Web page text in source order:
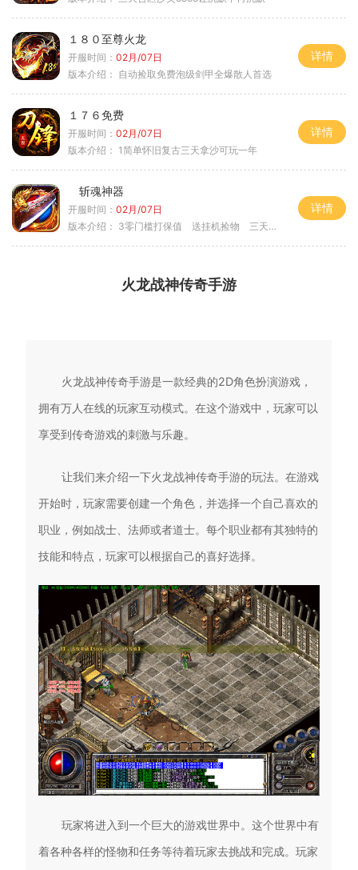
１８０至尊火龙
开服时间： 02月/07日
版本介绍： 自动捡取免费泡级剑甲全爆散人首选
详情
１７６免费
开服时间： 02月/07日
版本介绍： 1简单怀旧复古三天拿沙可玩一年
详情
斩魂神器
开服时间： 02月/07日
版本介绍： 3零门槛打保值 送挂机捡物 三天合区
详情
火龙战神传奇手游
火龙战神传奇手游是一款经典的2D角色扮演游戏，
拥有万人在线的玩家互动模式。在这个游戏中，玩家可以
享受到传奇游戏的刺激与乐趣。
让我们来介绍一下火龙战神传奇手游的玩法。在游戏
开始时，玩家需要创建一个角色，并选择一个自己喜欢的
职业，例如战士、法师或者道士。每个职业都有其独特的
技能和特点，玩家可以根据自己的喜好选择。
玩家将进入到一个巨大的游戏世界中。这个世界中有
着各种各样的怪物和任务等待着玩家去挑战和完成。玩家